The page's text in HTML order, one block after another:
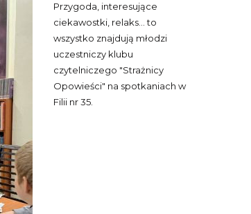
Przygoda, interesujące
ciekawostki, relaks... to
wszystko znajdują młodzi
uczestniczy klubu
czytelniczego "Strażnicy
Opowieści" na spotkaniach w
Filii nr 35.